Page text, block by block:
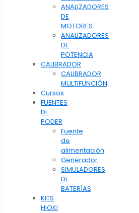
ANALIZADORES
DE
MOTORES
ANALIZADORES
DE
POTENCIA
CALIBRADOR
CALIBRADOR
MULTIFUNCIÓN
Cursos
FUENTES
DE
PODER
Fuente
de
alimentación
Generador
SIMULADORES
DE
BATERÍAS
KITS
HIOKI